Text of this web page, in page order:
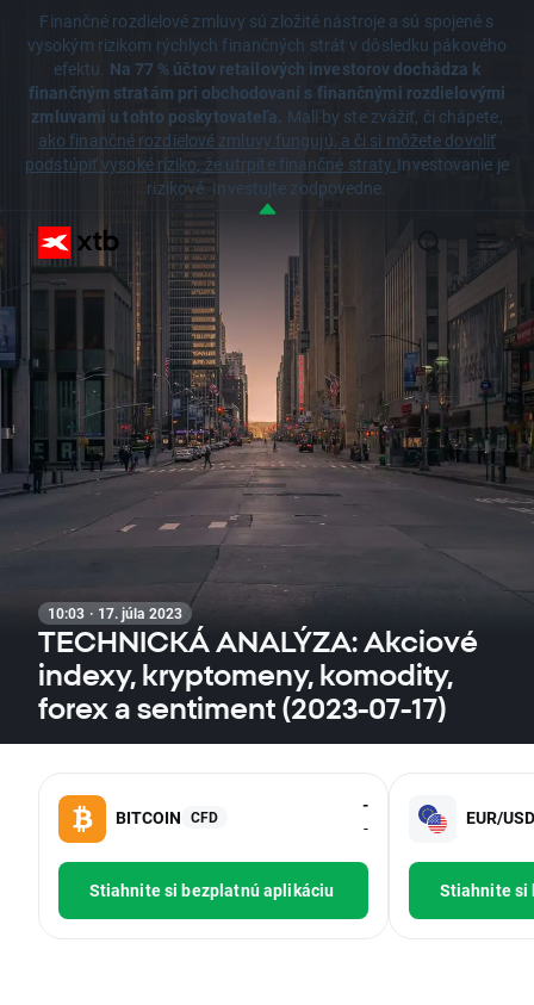
Finančné rozdielové zmluvy sú zložité nástroje a sú spojené s
vysokým rizikom rýchlych finančných strát v dôsledku pákového
efektu. Na 77 % účtov retailových investorov dochádza k
finančným stratám pri obchodovaní s finančnými rozdielovými
zmluvami u tohto poskytovateľa. Mali by ste zvážiť, či chápete,
ako finančné rozdielové zmluvy fungujú, a či si môžete dovoliť
podstúpiť vysoké riziko, že utrpíte finančné straty.Investovanie je
rizikové. Investujte zodpovedne.
10:03 · 17. júla 2023
TECHNICKÁ ANALÝZA: Akciové
indexy, kryptomeny, komodity,
forex a sentiment (2023-07-17)
BITCOIN CFD
-
-
Stiahnite si bezplatnú aplikáciu
EUR/USD
Stiahnite si